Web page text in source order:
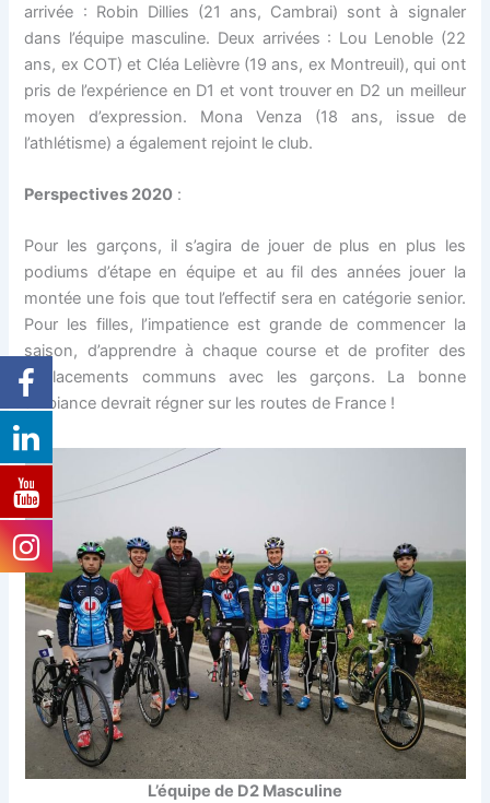
arrivée : Robin Dillies (21 ans, Cambrai) sont à signaler
dans l’équipe masculine. Deux arrivées : Lou Lenoble (22
ans, ex COT) et Cléa Lelièvre (19 ans, ex Montreuil), qui ont
pris de l’expérience en D1 et vont trouver en D2 un meilleur
moyen d’expression. Mona Venza (18 ans, issue de
l’athlétisme) a également rejoint le club.
Perspectives 2020 :
Pour les garçons, il s’agira de jouer de plus en plus les
podiums d’étape en équipe et au fil des années jouer la
montée une fois que tout l’effectif sera en catégorie senior.
Pour les filles, l’impatience est grande de commencer la
saison, d’apprendre à chaque course et de profiter des
déplacements communs avec les garçons. La bonne
ambiance devrait régner sur les routes de France !
L’équipe de D2 Masculine